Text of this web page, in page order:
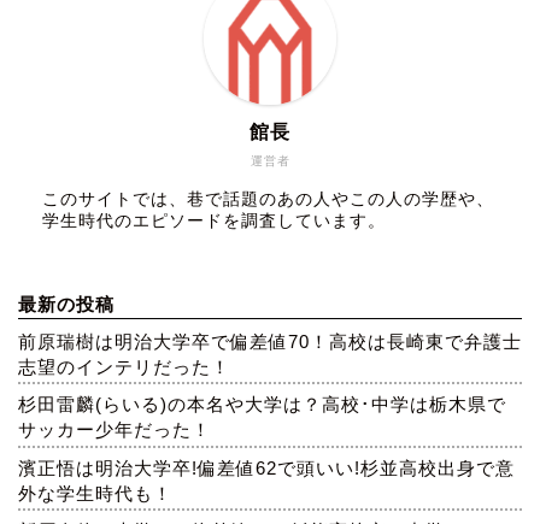
運営者
館長
このサイトでは、巷で話題のあの人やこの人の学歴や、
学生時代のエピソードを調査しています。
最新の投稿
前原瑞樹は明治大学卒で偏差値70！高校は長崎東で弁護士
志望のインテリだった！
杉田雷麟(らいる)の本名や大学は？高校･中学は栃木県で
サッカー少年だった！
濱正悟は明治大学卒!偏差値62で頭いい!杉並高校出身で意
外な学生時代も！